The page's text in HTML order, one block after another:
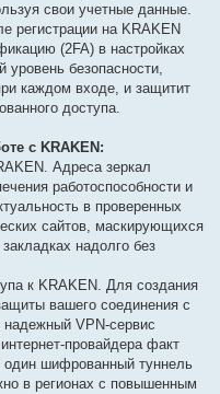
свои учетные данные.
регистрации на KRAKEN
(2FA) в настройках
безопасности,
каждом входе, и защитит
доступа.
с KRAKEN:
Адреса зеркал
работоспособности и
в проверенных
сайтов, маскирующихся
надолго без
к KRAKEN. Для создания
вашего соединения с
надежный VPN-сервис
провайдера факт
один шифрованный туннель
в регионах с повышенным